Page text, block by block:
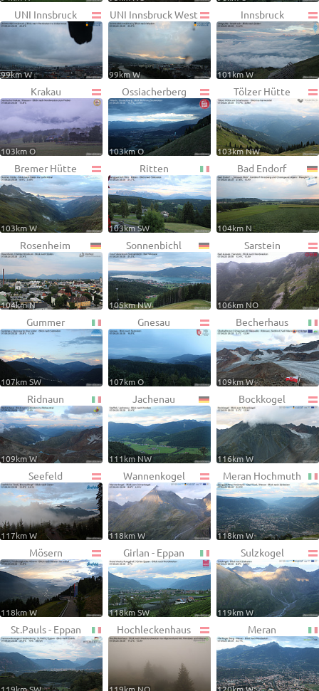
UNI Innsbruck
99km W
UNI Innsbruck West
99km W
Innsbruck
101km W
Krakau
103km O
Ossiacherberg
103km O
Tölzer Hütte
103km NW
Bremer Hütte
103km W
Ritten
103km SW
Bad Endorf
104km N
Rosenheim
104km N
Sonnenbichl
105km NW
Sarstein
106km NO
Gummer
107km SW
Gnesau
107km O
Becherhaus
109km W
Ridnaun
109km W
Jachenau
111km NW
Bockkogel
116km W
Seefeld
117km W
Wannenkogel
118km W
Meran Hochmuth
118km W
Mösern
118km W
Girlan - Eppan
118km SW
Sulzkogel
119km W
St.Pauls - Eppan Hochleckenhaus Meran